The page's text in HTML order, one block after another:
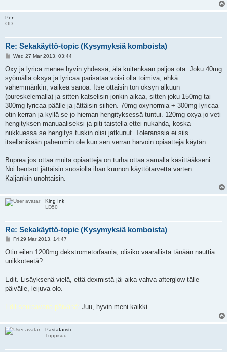
Pen
OD
Re: Sekakäyttö-topic (Kysymyksiä komboista)
P
s
Wed 27 Mar 2013, 03:44
Oxy ja lyrica menee hyvin yhdessä, älä kuitenkaan paljoa ota. Joku 40mg
syömällä oksya ja lyricaa parisataa voisi olla toimiva, ehkä
vähemmänkin, vaikea sanoa. Itse ottaisin ton oksyn alkuun
(pureskelemalla) ja sitten katselisin jonkin aikaa, sitten joku 150mg tai
300mg lyricaa päälle ja jättäisin siihen. 70mg oxynormia + 300mg lyricaa
otin kerran ja kyllä se jo hieman hengityksessä tuntui. 120mg oxya jo veti
hengityksen manuaaliseksi ja piti taistella ettei nukahda, koska
nukkuessa se hengitys tuskin olisi jatkunut. Toleranssia ei siis
itsellänikään pahemmin ole kun sen verran harvoin opiaatteja käytän.
Buprea jos ottaa muita opiaatteja on turha ottaa samalla käsittääkseni.
Noi bentsot jättäisin suosiolla ihan kunnon käyttötarvetta varten.
Kaljankin unohtaisin.
King Ink
LD50
Re: Sekakäyttö-topic (Kysymyksiä komboista)
P
s
Fri 29 Mar 2013, 14:47
Otin eilen 1200mg dekstrometorfaania, olisiko vaarallista tänään nauttia
unikkoteetä?
Edit. Lisäyksenä vielä, että dexmistä jäi aika vahva afterglow tälle
päivälle, leijuva olo.
Edit seuraavana päivänä: Juu, hyvin meni kaikki.
Pastafaristi
Tuppisuu